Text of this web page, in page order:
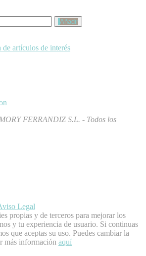
Añadir
artículos de interés
FERRANDIZ S.L. - Todos los
Legal
propias y de terceros para mejorar los
y tu experiencia de usuario. Si continuas
que aceptas su uso. Puedes cambiar la
más información aquí